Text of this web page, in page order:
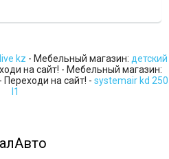
kz - Мебельный магазин: детский
на сайт! - Мебельный магазин:
- Переходи на сайт! - systemair kd 250
l1